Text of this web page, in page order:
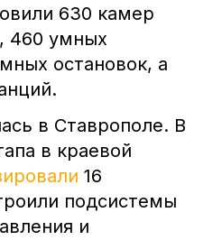
630 камер
460 умных
остановок, а
в Ставрополе. В
в краевой
16
подсистемы
и